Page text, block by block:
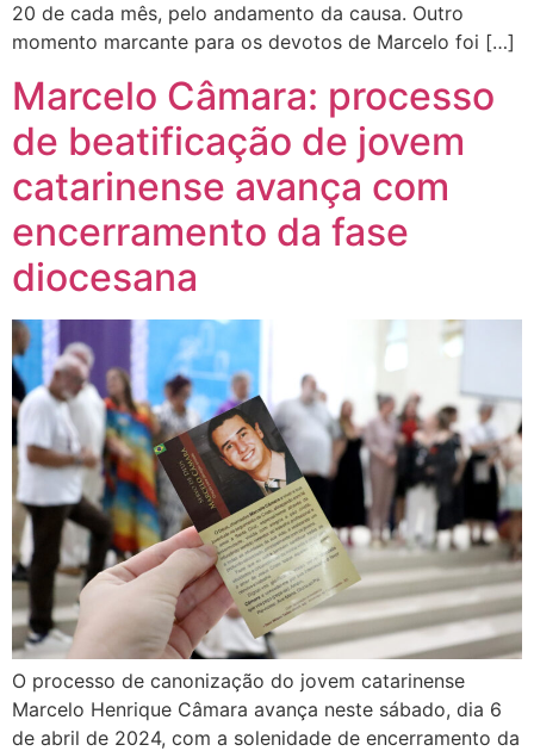
20 de cada mês, pelo andamento da causa. Outro
momento marcante para os devotos de Marcelo foi […]
Marcelo Câmara: processo
de beatificação de jovem
catarinense avança com
encerramento da fase
diocesana
O processo de canonização do jovem catarinense
Marcelo Henrique Câmara avança neste sábado, dia 6
de abril de 2024, com a solenidade de encerramento da